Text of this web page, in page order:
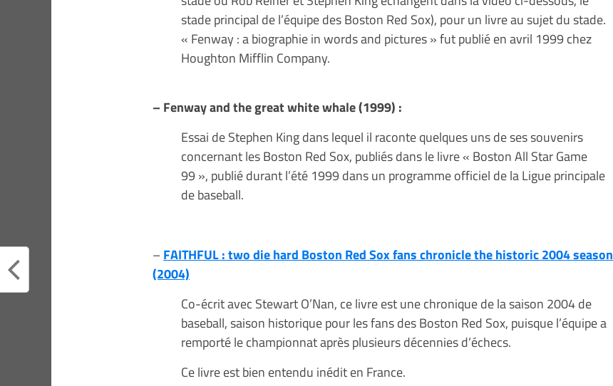
stade principal de l’équipe des Boston Red Sox), pour un livre au sujet du stade.
« Fenway : a biographie in words and pictures » fut publié en avril 1999 chez
Houghton Mifflin Company.
– Fenway and the great white whale (1999) :
Essai de Stephen King dans lequel il raconte quelques uns de ses souvenirs
concernant les Boston Red Sox, publiés dans le livre « Boston All Star Game
99 », publié durant l’été 1999 dans un programme officiel de la Ligue principale
de baseball.
–FAITHFUL : two die hard Boston Red Sox fans chronicle the historic 2004 season
(2004)
Co-écrit avec Stewart O’Nan, ce livre est une chronique de la saison 2004 de
baseball, saison historique pour les fans des Boston Red Sox, puisque l’équipe a
remporté le championnat après plusieurs décennies d’échecs.
Ce livre est bien entendu inédit en France.